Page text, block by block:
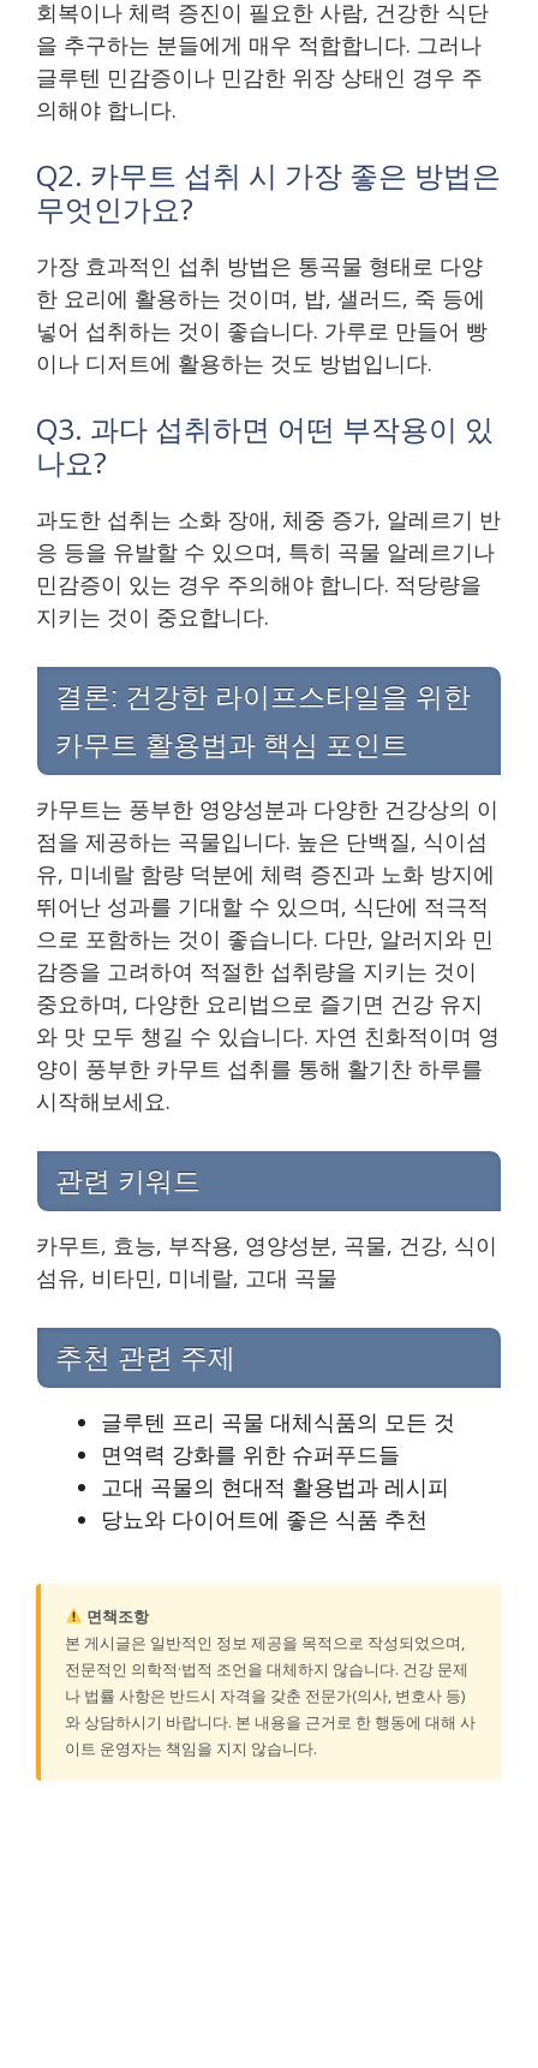
회복이나 체력 증진이 필요한 사람, 건강한 식단
을 추구하는 분들에게 매우 적합합니다. 그러나
글루텐 민감증이나 민감한 위장 상태인 경우 주
의해야 합니다.
Q2. 카무트 섭취 시 가장 좋은 방법은
무엇인가요?
가장 효과적인 섭취 방법은 통곡물 형태로 다양
한 요리에 활용하는 것이며, 밥, 샐러드, 죽 등에
넣어 섭취하는 것이 좋습니다. 가루로 만들어 빵
이나 디저트에 활용하는 것도 방법입니다.
Q3. 과다 섭취하면 어떤 부작용이 있
나요?
과도한 섭취는 소화 장애, 체중 증가, 알레르기 반
응 등을 유발할 수 있으며, 특히 곡물 알레르기나
민감증이 있는 경우 주의해야 합니다. 적당량을
지키는 것이 중요합니다.
결론: 건강한 라이프스타일을 위한
카무트 활용법과 핵심 포인트
카무트는 풍부한 영양성분과 다양한 건강상의 이
점을 제공하는 곡물입니다. 높은 단백질, 식이섬
유, 미네랄 함량 덕분에 체력 증진과 노화 방지에
뛰어난 성과를 기대할 수 있으며, 식단에 적극적
으로 포함하는 것이 좋습니다. 다만, 알러지와 민
감증을 고려하여 적절한 섭취량을 지키는 것이
중요하며, 다양한 요리법으로 즐기면 건강 유지
와 맛 모두 챙길 수 있습니다. 자연 친화적이며 영
양이 풍부한 카무트 섭취를 통해 활기찬 하루를
시작해보세요.
관련 키워드
카무트, 효능, 부작용, 영양성분, 곡물, 건강, 식이
섬유, 비타민, 미네랄, 고대 곡물
추천 관련 주제
글루텐 프리 곡물 대체식품의 모든 것
면역력 강화를 위한 슈퍼푸드들
고대 곡물의 현대적 활용법과 레시피
당뇨와 다이어트에 좋은 식품 추천
면책조항
본 게시글은 일반적인 정보 제공을 목적으로 작성되었으며,
전문적인 의학적·법적 조언을 대체하지 않습니다. 건강 문제
나 법률 사항은 반드시 자격을 갖춘 전문가(의사, 변호사 등)
와 상담하시기 바랍니다. 본 내용을 근거로 한 행동에 대해 사
이트 운영자는 책임을 지지 않습니다.